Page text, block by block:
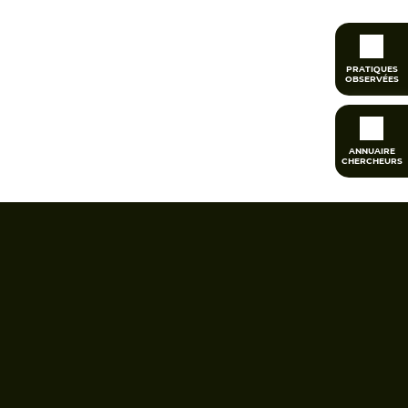
PRATIQUES
OBSERVÉES
ANNUAIRE
CHERCHEURS